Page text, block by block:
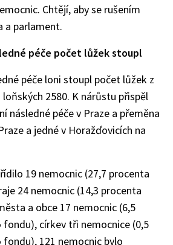
Chtějí, aby se rušením
a parlament.
péče počet lůžek stoupl
péče loni stoupl počet lůžek z
loňských 2580. K nárůstu přispěl
následné péče v Praze a přeměna
a jedné v Horažďovicích na
19 nemocnic (27,7 procenta
24 nemocnic (14,3 procenta
a obce 17 nemocnic (6,5
církev tři nemocnice (0,5
121 nemocnic bylo